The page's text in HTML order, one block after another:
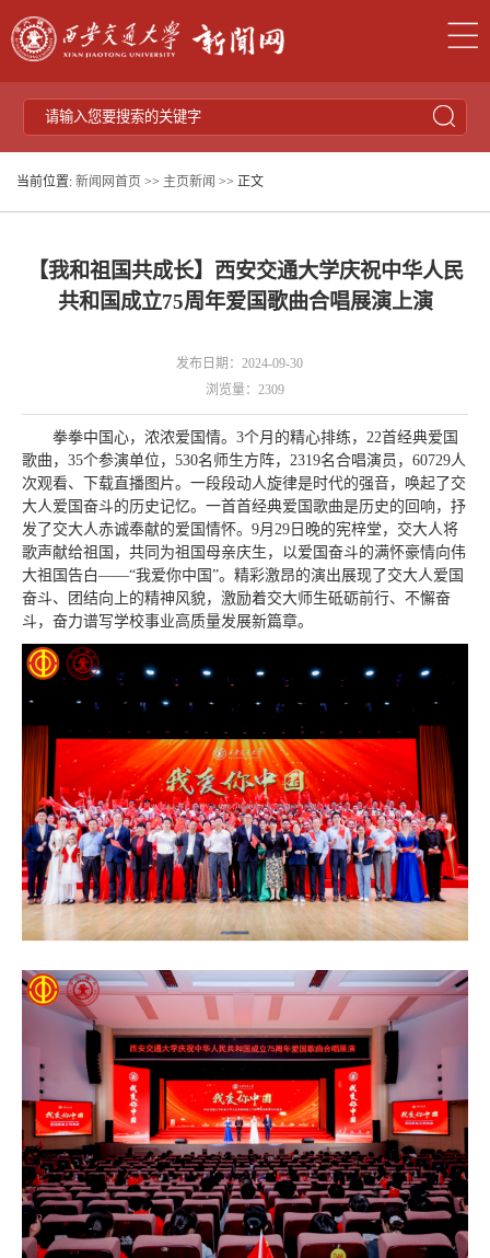
当前位置: 新闻网首页 >> 主页新闻 >> 正文
【我和祖国共成长】西安交通大学庆祝中华人民
共和国成立75周年爱国歌曲合唱展演上演
发布日期：2024-09-30
浏览量： 2309
拳拳中国心，浓浓爱国情。3个月的精心排练，22首经典爱国
歌曲，35个参演单位，530名师生方阵，2319名合唱演员，60729人
次观看、下载直播图片。一段段动人旋律是时代的强音，唤起了交
大人爱国奋斗的历史记忆。一首首经典爱国歌曲是历史的回响，抒
发了交大人赤诚奉献的爱国情怀。9月29日晚的宪梓堂，交大人将
歌声献给祖国，共同为祖国母亲庆生，以爱国奋斗的满怀豪情向伟
大祖国告白——“我爱你中国”。精彩激昂的演出展现了交大人爱国
奋斗、团结向上的精神风貌，激励着交大师生砥砺前行、不懈奋
斗，奋力谱写学校事业高质量发展新篇章。